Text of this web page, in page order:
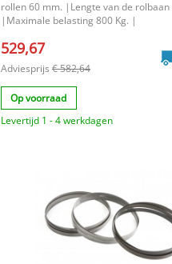
rollen 60 mm. |Lengte van de rolbaan
|Maximale belasting 800 Kg. |
529,67
Adviesprijs € 582,64
Op voorraad
Levertijd 1 - 4 werkdagen